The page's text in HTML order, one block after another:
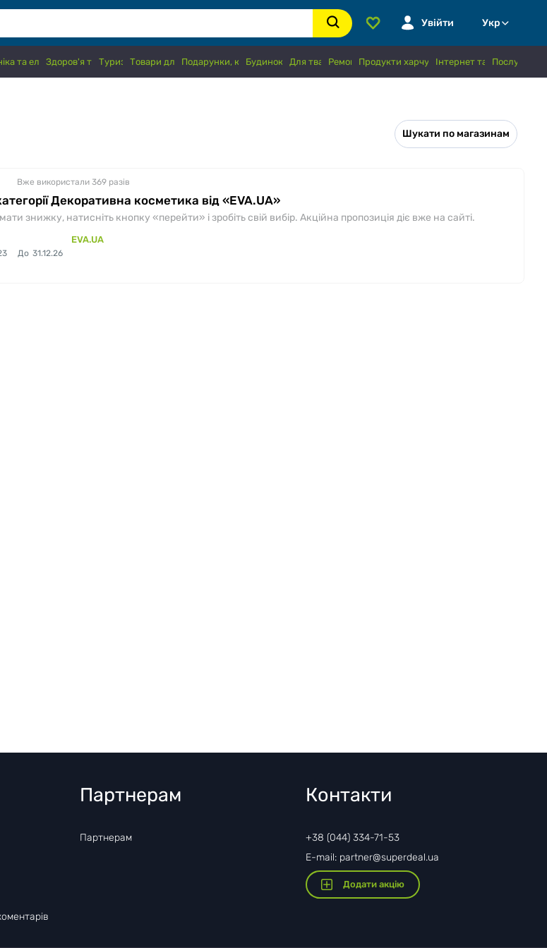
Увійти Укр
та електроніка
Здоров'я та краса
ТуризмТовари для дітейПодарунки, книги, хобі
Будинок і садДля тваринРемонтПродукти харчування і напої
Інтернет та зв'язок
Послуги
Шукати по магазинам
Вже використали 369 разів
Декоративна косметика від «EVA.UA»
знижку, натисніть кнопку «перейти» і зробіть свій вибір. Акційна пропозиція діє вже на сайті.
До 31.12.26
EVA.UA
Партнерам
Партнерам
Контакти
+38 (044) 334-71-53
E-mail: partner@superdeal.ua
Додати акцію